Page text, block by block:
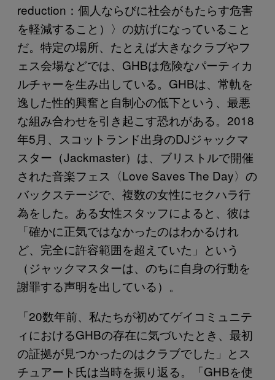
reduction：個人ならびに社会がもたらす危害
を軽減すること）〉の妨げになっていること
だ。特定の場所、たとえば大きなクラブやフ
ェス会場などでは、GHBは危険なパーティカ
ルチャーを生み出している。GHBは、常軌を
逸した性的興奮と自制心の低下という、最悪
な組み合わせを引き起こす恐れがある。2018
年5月、スコットランド出身のDJジャックマ
スター（Jackmaster）は、ブリストルで開催
された音楽フェス〈Love Saves The Day〉の
バックステージで、複数の女性にセクハラ行
為をした。ある女性スタッフによると、彼は
「確かに正気ではなかったのはわかるけれ
ど、完全に許容範囲を超えていた」という
（ジャックマスターは、のちに自身の行動を
謝罪する声明を出している）。
「20数年前、私たちが初めてゲイコミュニテ
ィにおけるGHBの存在に気づいたとき、最初
の証拠が見つかったのはクラブでした」とス
チュアート氏は当時を振り返る。「GHBを使